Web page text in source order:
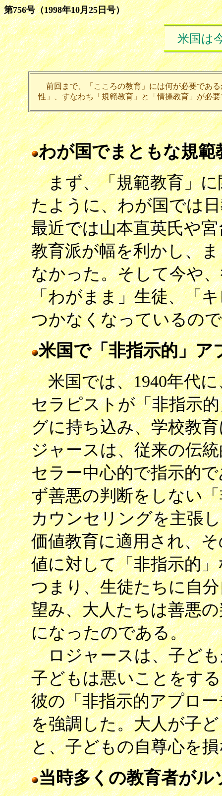
第756号（1998年10月25日号）
米国は
前回まで、「こころの教育」には何が必要であ
性」、すなわち「規範教育」と「情操教育」が必
わが国でまともな規範
まず、「規範教育」に
たように、わが国では
最近では山本直英氏や
教育派が幅を利かし、
なかった。そして今や
「わがまま」生徒、「
つかなくなっているの
米国で「非指示的」ア
米国では、1940年代に
セラピストが「非指示
グに持ち込み、学校教
ジャースは、従来の伝
セラー中心的で指示的
ず善悪の判断をしない
カウンセリングを主張
価値教育に適用され、
値に対して「非指示的
つまり、生徒たちに自
望み、大人たちは善悪
になったのである。
ロジャースは、子ども
子どもは悪いことをす
彼の「非指示的アプロ
を強調した。大人が子
と、子どもの自尊心を
当時多くの教育者がル